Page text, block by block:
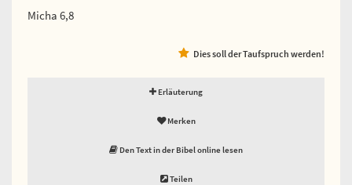
Micha 6,8
Dies soll der Taufspruch werden!
Erläuterung
Merken
Den Text in der Bibel online lesen
Teilen